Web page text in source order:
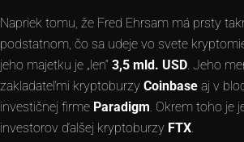
Napriek tomu, že Fred Ehrsam má prsty
podstatnom, čo sa udeje vo svete
jeho majetku je „len“ 3,5 mld. USD . Jeho
zakladateľmi kryptoburzy Coinbase aj v
investičnej firme Paradigm . Okrem toho
investorov ďalšej kryptoburzy FTX